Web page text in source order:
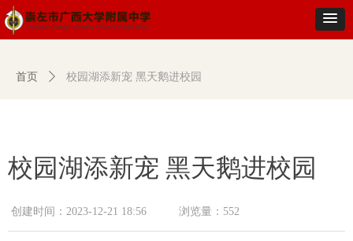
校园湖添新宠 黑天鹅进校园
创建时间： 2023-12-21 18:56 浏览量： 552
首页 ꄲ 校园湖添新宠 黑天鹅进校园